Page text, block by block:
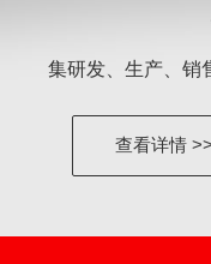
集研发、生产、销
查看详情 >>